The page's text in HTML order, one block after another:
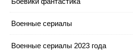
Военные сериалы
Военные сериалы 2023 года